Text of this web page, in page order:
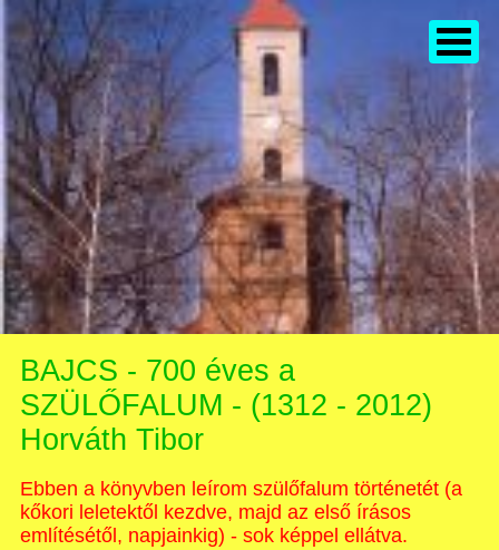
BAJCS - 700 éves a
SZÜLŐFALUM - (1312 - 2012)
Horváth Tibor
Ebben a könyvben leírom szülőfalum történetét (a
kőkori leletektől kezdve, majd az első írásos
említésétől, napjainkig) - sok képpel ellátva.